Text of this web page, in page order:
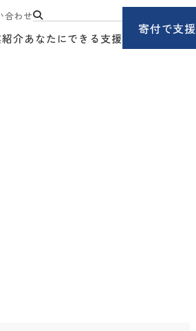
合わせ
介あなたにできる支援
寄付で支援